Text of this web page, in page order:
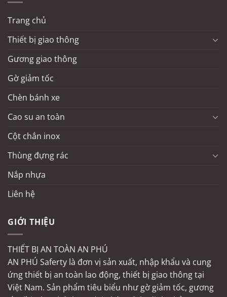
Trang chủ
Thiết bị giao thông
Gương giao thông
Gờ giảm tốc
Chèn bánh xe
Cao su an toàn
Cột chắn inox
Thùng đựng rác
Nắp nhựa
Liên hệ
GIỚI THIỆU
THIẾT BỊ AN TOÀN AN PHÚ
AN PHÚ Saferty là đơn vị sản xuất, nhập khẩu và cung
ứng thiết bị an toàn lao động, thiết bị giao thông tại
Việt Nam. Sản phẩm tiêu biểu như gờ giảm tốc, gương